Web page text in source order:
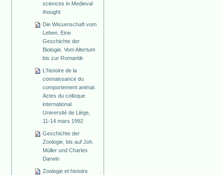
sciences in Medieval
thought
Die Wissenschaft vom
Leben. Eine
Geschichte der
Biologie. Vom Altertum
bis zur Romantik
L'histoire de la
connaissance du
comportement animal.
Actes du colloque
international.
Université de Liège,
11-14 mars 1992
Geschichte der
Zoologie, bis auf Joh.
Müller und Charles
Darwin
Zoologie et histoire